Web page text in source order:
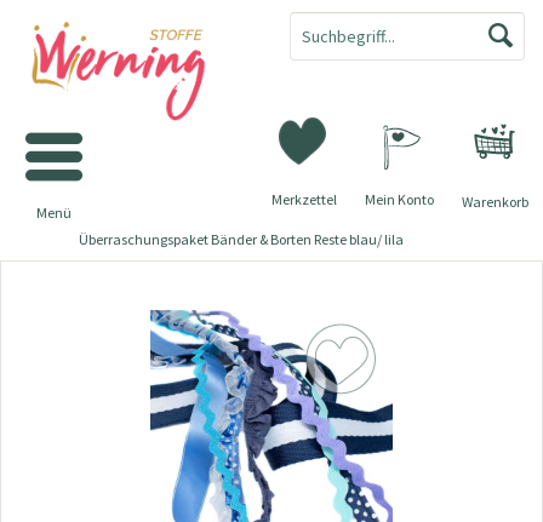
Warenkorb
Merkzettel Mein Konto
Menü
Überraschungspaket Bänder & Borten Reste blau/ lila